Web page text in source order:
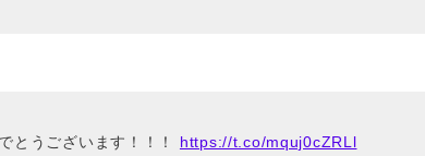
とうございます！！！ https://t.co/mquj0cZRLl